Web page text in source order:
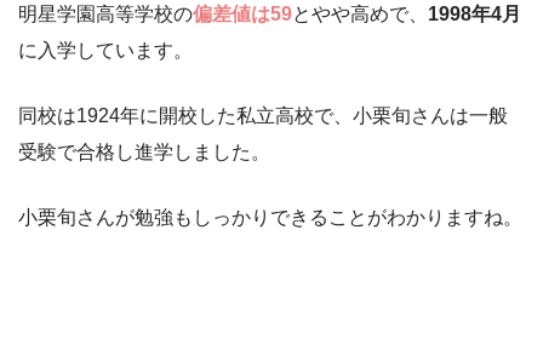
明星学園高等学校の偏差値は59とやや高めで、 1998年4月
に入学しています。
同校は1924年に開校した私立高校で、小栗旬さんは一般
受験で合格し進学しました。
小栗旬さんが勉強もしっかりできることがわかりますね。